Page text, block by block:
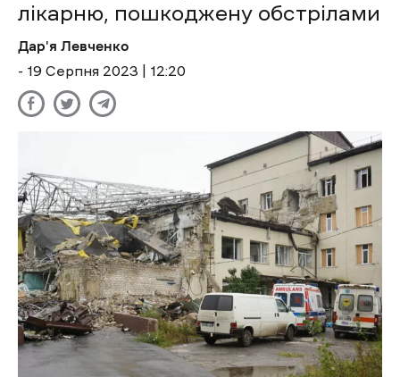
лікарню, пошкоджену обстрілами
Дар'я Левченко
- 19 Cерпня 2023 | 12:20